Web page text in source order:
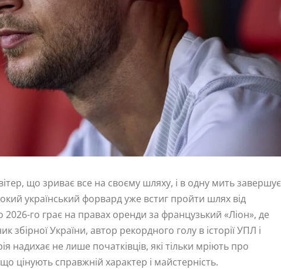
що зриває все на своєму шляху, і в одну мить завершує
український форвард уже встиг пройти шлях від
2026-го грає на правах оренди за французький «Ліон», де
України, автор рекордного голу в історії УПЛ і
надихає не лише початківців, які тільки мріють про
цінують справжній характер і майстерність.